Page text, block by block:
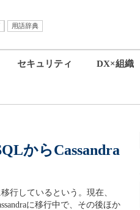
用語辞典
セキュリティ DX×組織
からCassandra
行しているという。現在、
に移行中で、その後ほか